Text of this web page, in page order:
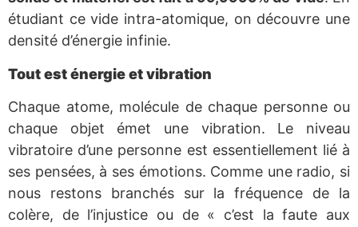
étudiant ce vide intra-atomique, on découvre une
densité d’énergie infinie.
Tout est énergie et vibration
Chaque atome, molécule de chaque personne ou
chaque objet émet une vibration. Le niveau
vibratoire d’une personne est essentiellement lié à
ses pensées, à ses émotions. Comme une radio, si
nous restons branchés sur la fréquence de la
colère, de l’injustice ou de « c’est la faute aux